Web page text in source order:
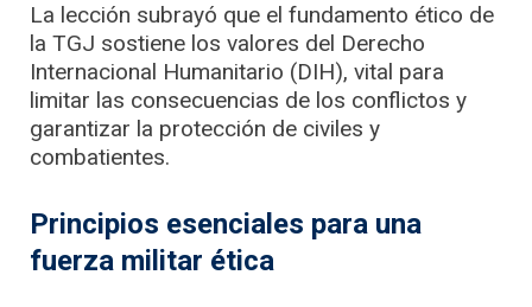
La lección subrayó que el fundamento ético de
la TGJ sostiene los valores del Derecho
Internacional Humanitario (DIH), vital para
limitar las consecuencias de los conflictos y
garantizar la protección de civiles y
combatientes.
Principios esenciales para una
fuerza militar ética